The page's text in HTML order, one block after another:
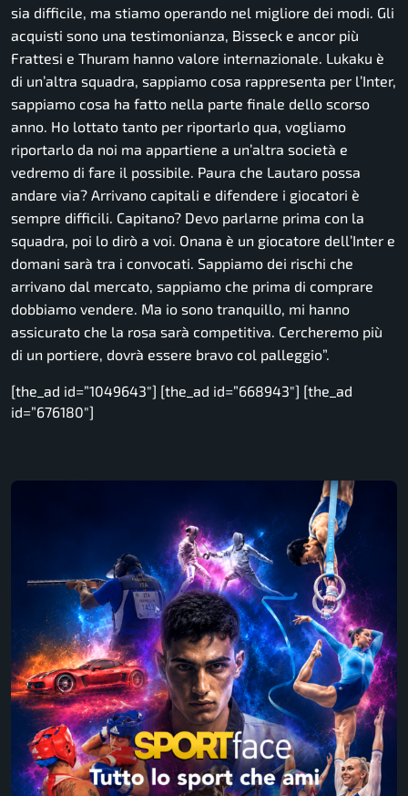
sia difficile, ma stiamo operando nel migliore dei modi. Gli
acquisti sono una testimonianza, Bisseck e ancor più
Frattesi e Thuram hanno valore internazionale. Lukaku è
di un’altra squadra, sappiamo cosa rappresenta per l’Inter,
sappiamo cosa ha fatto nella parte finale dello scorso
anno. Ho lottato tanto per riportarlo qua, vogliamo
riportarlo da noi ma appartiene a un’altra società e
vedremo di fare il possibile. Paura che Lautaro possa
andare via? Arrivano capitali e difendere i giocatori è
sempre difficili. Capitano? Devo parlarne prima con la
squadra, poi lo dirò a voi. Onana è un giocatore dell’Inter e
domani sarà tra i convocati. Sappiamo dei rischi che
arrivano dal mercato, sappiamo che prima di comprare
dobbiamo vendere. Ma io sono tranquillo, mi hanno
assicurato che la rosa sarà competitiva. Cercheremo più
di un portiere, dovrà essere bravo col palleggio”.
[the_ad id=”1049643″] [the_ad id=”668943″] [the_ad
id=”676180″]